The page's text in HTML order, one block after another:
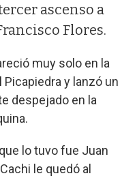
ascenso a
Flores.
muy solo en la
y lanzó un
despejado en la
lo tuvo fue Juan
le quedó al